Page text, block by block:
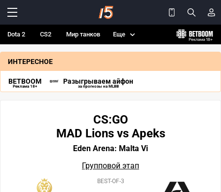
Dota 2 CS2 Мир танков Еще
ИНТЕРЕСНОЕ
BETBOOM
Реклама 18+
Разыгрываем айфон
за прогнозы на MLBB
CS:GO
MAD Lions vs Apeks
Eden Arena: Malta Vi
Групповой этап
BEST-OF-3